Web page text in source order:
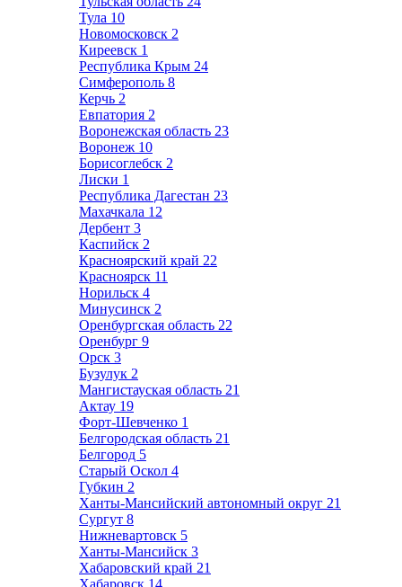
Тула 10
Новомосковск 2
Киреевск 1
Республика Крым 24
Симферополь 8
Керчь 2
Евпатория 2
Воронежская область 23
Воронеж 10
Борисоглебск 2
Лиски 1
Республика Дагестан 23
Махачкала 12
Дербент 3
Каспийск 2
Красноярский край 22
Красноярск 11
Норильск 4
Минусинск 2
Оренбургская область 22
Оренбург 9
Орск 3
Бузулук 2
Мангистауская область 21
Актау 19
Форт-Шевченко 1
Белгородская область 21
Белгород 5
Старый Оскол 4
Губкин 2
Ханты-Мансийский автономный округ 21
Сургут 8
Нижневартовск 5
Ханты-Мансийск 3
Хабаровский край 21
Хабаровск 14